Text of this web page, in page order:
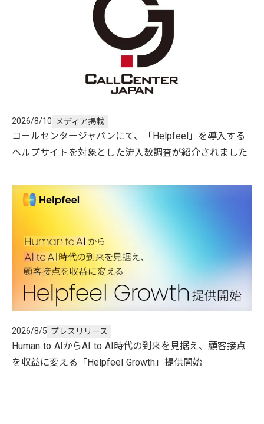
2026/8/10 メディア掲載
コールセンタージャパンにて、「Helpfeel」を導入する
ヘルプサイトを対象とした流入数調査が紹介されました
2026/8/5 プレスリリース
Human to AIからAI to AI時代の到来を見据え、顧客接点
を収益に変える「Helpfeel Growth」提供開始